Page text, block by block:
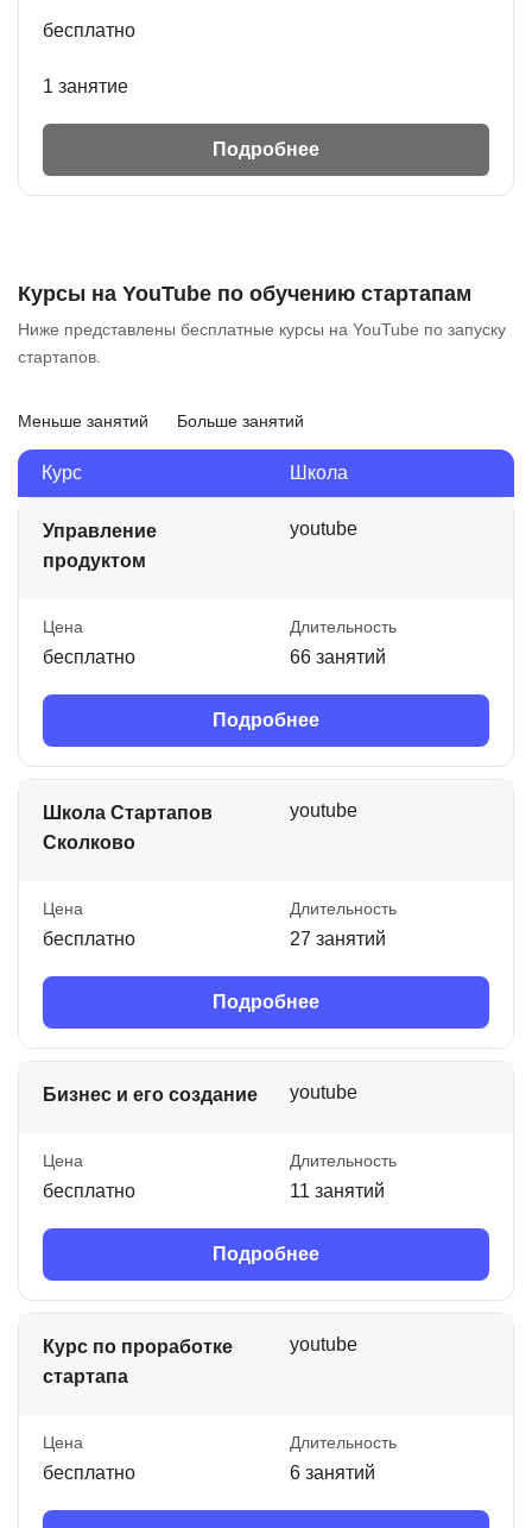
бесплатно
1 занятие
Подробнее
Курсы на YouTube по обучению стартапам
Ниже представлены бесплатные курсы на YouTube по запуску
стартапов.
Меньше занятий Больше занятий
Курс Школа
Управление
продуктом
youtube
Цена
бесплатно
Длительность
66 занятий
Подробнее
Школа Стартапов
Сколково
youtube
Цена
бесплатно
Длительность
27 занятий
Подробнее
Бизнес и его создание youtube
Цена
бесплатно
Длительность
11 занятий
Подробнее
Курс по проработке
стартапа
youtube
Цена
бесплатно
Длительность
6 занятий